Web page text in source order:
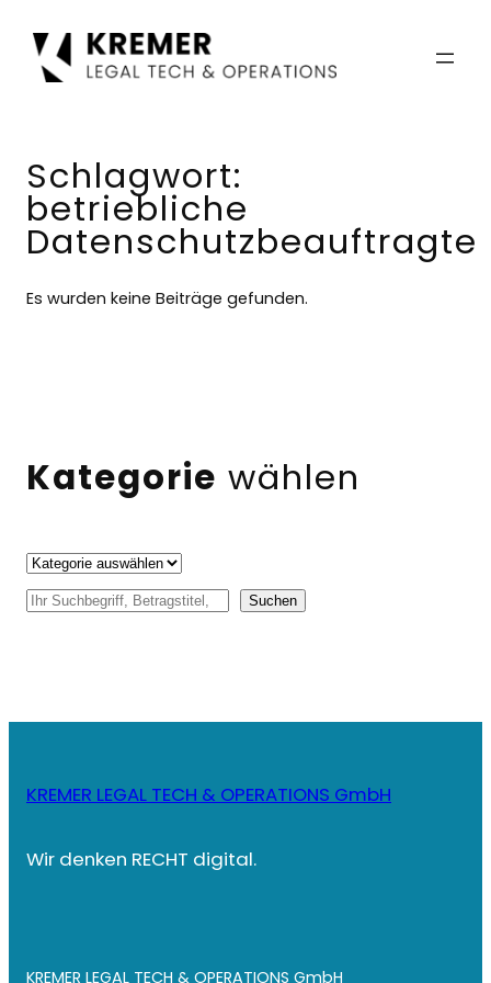
Inhalt
springen
Schlagwort:
betriebliche
Datenschutzbeauftragte
Es wurden keine Beiträge gefunden.
Kategorie wählen
S
n
Suchen
KREMER LEGAL TECH & OPERATIONS GmbH
Wir denken RECHT digital.
KREMER LEGAL TECH & OPERATIONS GmbH